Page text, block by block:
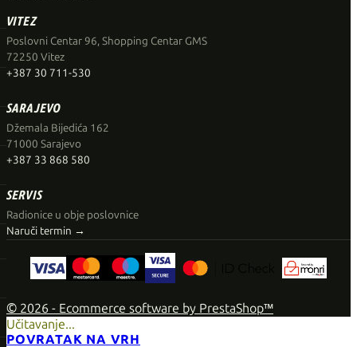
VITEZ
Poslovni Centar 96, Shopping Centar GMS
72250 Vitez
+387 30 711-530
SARAJEVO
Džemala Bijedića 162
71000 Sarajevo
+387 33 868 580
SERVIS
Radionice u obje poslovnice
Naruči termin →
© 2026 - Ecommerce software by PrestaShop™
Učitavanje...
POVRATAK NA VRH